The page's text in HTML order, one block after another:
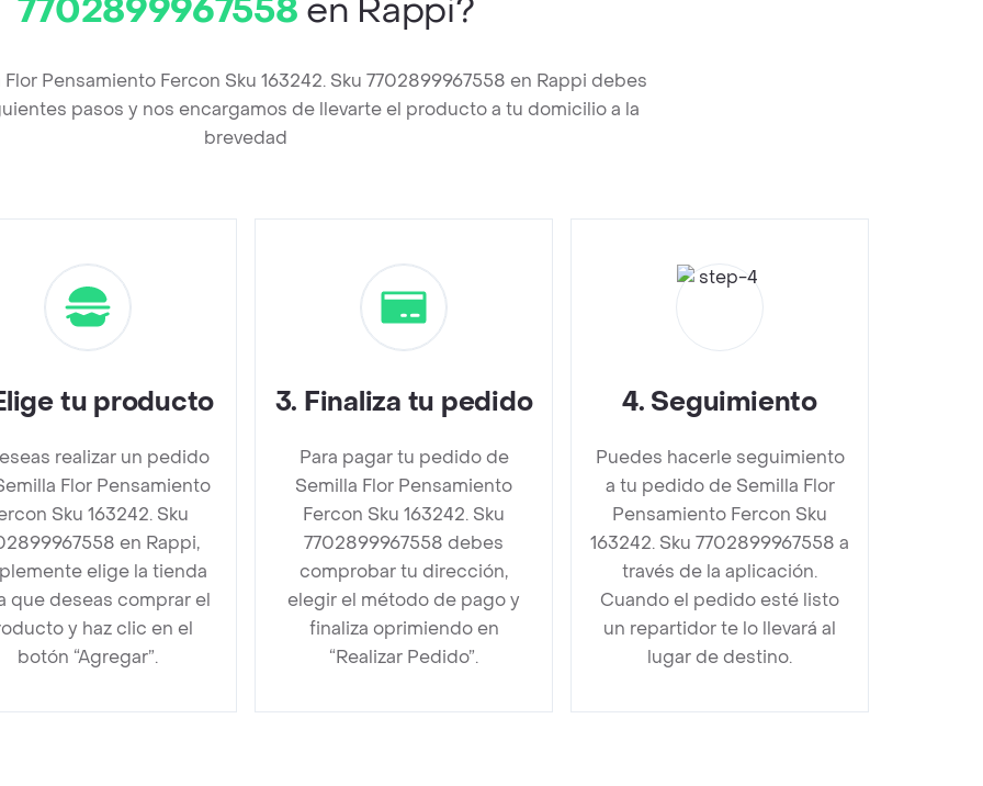
7702899967558 en Rappi?
Pensamiento Fercon Sku 163242. Sku 7702899967558 en Rappi debes
pasos y nos encargamos de llevarte el producto a tu domicilio a la
brevedad
tu producto
realizar un pedido
Flor Pensamiento
Sku 163242. Sku
en Rappi,
elige la tienda
que deseas comprar el
y haz clic en el
botón “Agregar”.
3. Finaliza tu pedido
Para pagar tu pedido de
Semilla Flor Pensamiento
Fercon Sku 163242. Sku
7702899967558 debes
comprobar tu dirección,
elegir el método de pago y
finaliza oprimiendo en
“Realizar Pedido”.
4. Seguimiento
Puedes hacerle seguimiento
a tu pedido de Semilla Flor
Pensamiento Fercon Sku
163242. Sku 7702899967558 a
través de la aplicación.
Cuando el pedido esté listo
un repartidor te lo llevará al
lugar de destino.